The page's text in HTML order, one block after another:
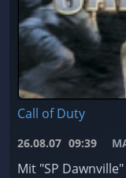
Call of Duty
26.08.07 09:39
Mit "SP